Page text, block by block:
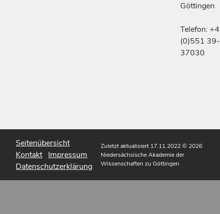
Göttingen
Telefon:
(0)551 39-
37030
Seitenübersicht
Kontakt Impressum
Datenschutzerklärung
Zuletzt aktualisiert 17.11.2022© 2026
Niedersächsische Akademie der
Wissenschaften zu Göttingen